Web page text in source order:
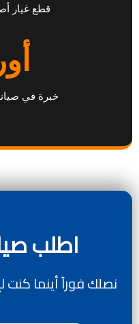
قطع غيار
خبرة في
اطلب
نصلك فوراً أينما كنت